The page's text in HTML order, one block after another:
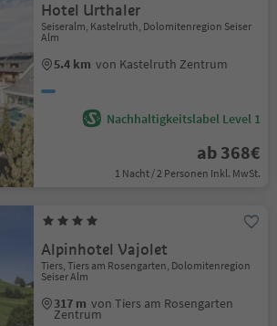
Hotel Urthaler
Seiseralm, Kastelruth, Dolomitenregion Seiser
Alm
5.4 km von Kastelruth Zentrum
Nachhaltigkeitslabel Level 1
ab 368€
1 Nacht / 2 Personen Inkl. MwSt.
Alpinhotel Vajolet
Tiers, Tiers am Rosengarten, Dolomitenregion
Seiser Alm
317 m von Tiers am Rosengarten
Zentrum